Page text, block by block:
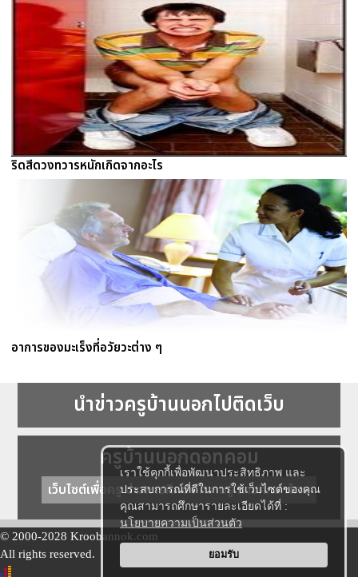
เราใช้คุกกี้เพื่อพัฒนาประสิทธิภาพ และ
ประสบการณ์ที่ดีในการใช้เว็บไซต์ของคุณ
คุณสามารถศึกษารายละเอียดได้ที่ :
นโยบายความเป็นส่วนตัว
ยอมรับ
ริดสีดวงทวารหนักเกิดจากอะไร
อาการของมะเร็งที่อวัยวะต่าง ๆ
นำข่าวครูบ้านนอกไปติดเว็บ
ครูบ้านนอกดอทคอม
เว็บไซต์เพื่อครู ข่าวการศึกษา ความรู้ การศึกษาไทย
© 2000-2028 Kroobannok.com
All rights reserved.